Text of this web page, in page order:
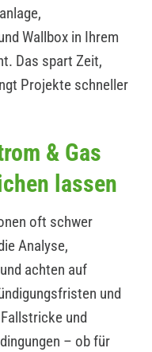
Wallbox in Ihrem
Das spart Zeit,
Projekte schneller
& Gas
lassen
oft schwer
Analyse,
achten auf
und
und
– ob für